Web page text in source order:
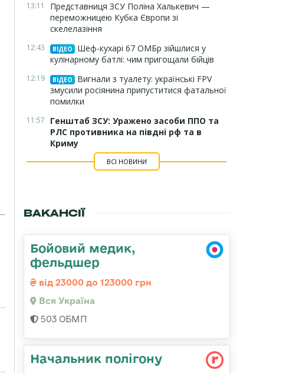
13:11
Представниця ЗСУ Поліна Халькевич —
переможницею Кубка Європи зі
скелелазіння
12:43 ВІДЕО
Шеф-кухарі 67 ОМБр зійшлися у
кулінарному батлі: чим пригощали бійців
12:19 ВІДЕО
Вигнали з туалету: українські FPV
змусили росіянина припуститися фатальної
помилки
11:57
Генштаб ЗСУ: Уражено засоби ППО та
РЛС противника на півдні рф та в
Криму
ВСІ НОВИНИ
ВАКАНСІЇ
Бойовий медик,
фельдшер
від 23000 до 123000 грн
Вся Україна
503 ОБМП
Начальник полігону